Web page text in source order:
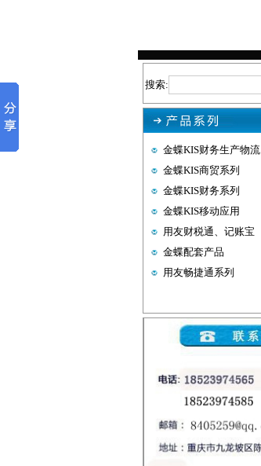
搜索:
金蝶KIS财务生产物流
金蝶KIS商贸系列
金蝶KIS财务系列
金蝶KIS移动应用
用友财税通、记账宝
金蝶配套产品
用友畅捷通系列